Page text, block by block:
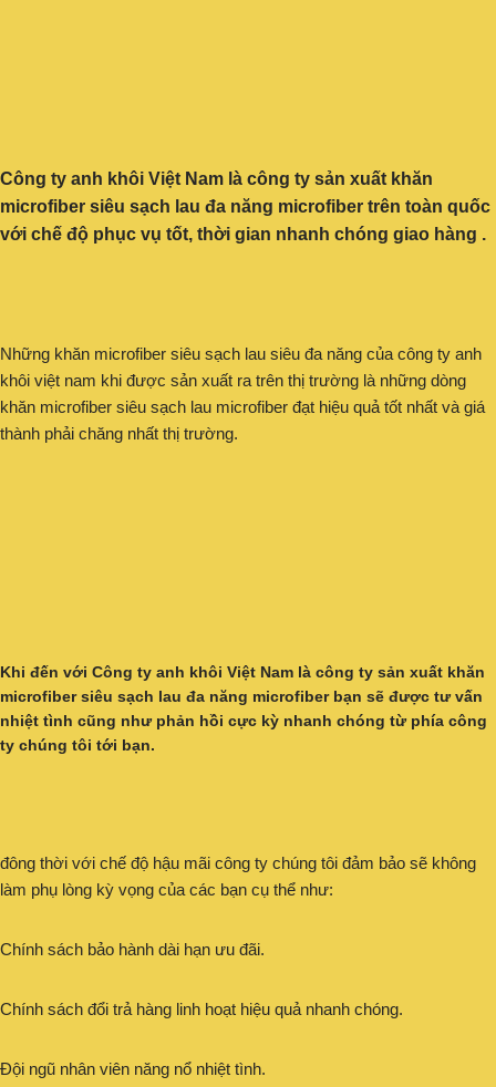
Công ty anh khôi Việt Nam là công ty sản xuất khăn
microfiber siêu sạch lau đa năng microfiber trên toàn quốc
với chế độ phục vụ tốt, thời gian nhanh chóng giao hàng .
Những khăn microfiber siêu sạch lau siêu đa năng của công ty anh
khôi việt nam khi được sản xuất ra trên thị trường là những dòng
khăn microfiber siêu sạch lau microfiber đạt hiệu quả tốt nhất và giá
thành phải chăng nhất thị trường.
Khi đến với Công ty anh khôi Việt Nam là công ty sản xuất khăn
microfiber siêu sạch lau đa năng microfiber bạn sẽ được tư vấn
nhiệt tình cũng như phản hồi cực kỳ nhanh chóng từ phía công
ty chúng tôi tới bạn.
đông thời với chế độ hậu mãi công ty chúng tôi đảm bảo sẽ không
làm phụ lòng kỳ vọng của các bạn cụ thể như:
Chính sách bảo hành dài hạn ưu đãi.
Chính sách đổi trả hàng linh hoạt hiệu quả nhanh chóng.
Đội ngũ nhân viên năng nổ nhiệt tình.